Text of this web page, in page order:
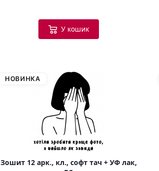
У кошик
НОВИНКА
Зошит 12 арк., кл., софт тач + УФ лак,